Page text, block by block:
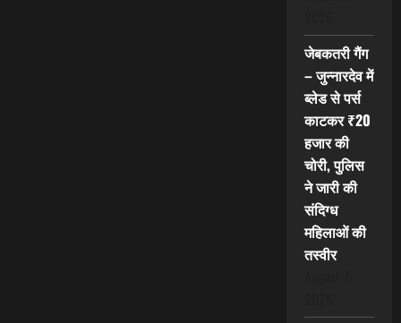
जेबकतरी गैंग
– जुन्नारदेव में
ब्लेड से पर्स
काटकर ₹20
हजार की
चोरी, पुलिस
ने जारी की
संदिग्ध
महिलाओं की
तस्वीर